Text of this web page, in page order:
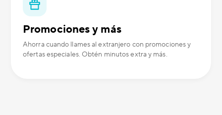
Promociones y más
Ahorra cuando llames al extranjero con promociones y
ofertas especiales. Obtén minutos extra y más.